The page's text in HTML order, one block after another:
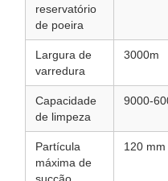
reservatório
de poeira
Largura de
varredura
3000m
Capacidade
de limpeza
9000-
Partícula
máxima de
120 mm